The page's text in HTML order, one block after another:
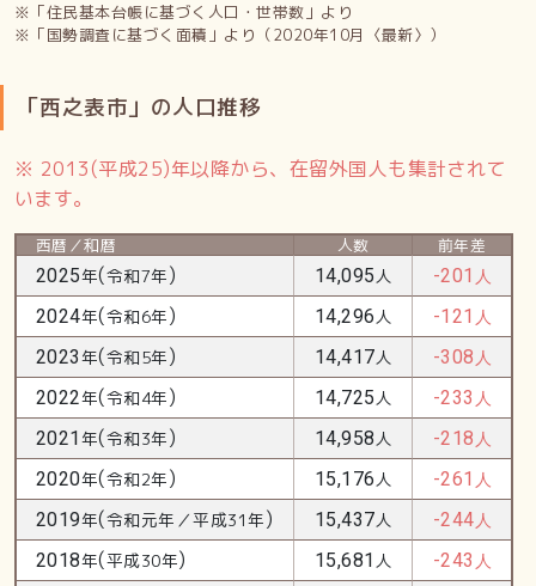
※「住民基本台帳に基づく人口・世帯数」より
※「国勢調査に基づく面積」より（2020年10月〈最新〉）
「西之表市」の人口推移
※ 2013(平成25)年以降から、在留外国人も集計されて
います。
西暦／和暦 人数 前年差
2025年(令和7年) 14,095人 -201 人
2024年(令和6年) 14,296人 -121 人
2023年(令和5年) 14,417人 -308 人
2022年(令和4年) 14,725人 -233 人
2021 年(令和3年) 14,958人 -218 人
2020年(令和2年) 15,176人 -261 人
2019年(令和元年／平成31年) 15,437人 -244人
2018年(平成30年) 15,681 人 -243 人